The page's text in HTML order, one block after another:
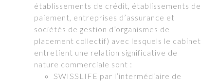
établissements de crédit, établissements de
paiement, entreprises d’assurance et
sociétés de gestion d’organismes de
placement collectif) avec lesquels le cabinet
entretient une relation significative de
nature commerciale sont :
SWISSLIFE par l’intermédiaire de